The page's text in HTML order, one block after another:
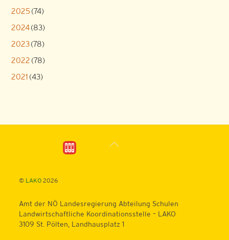
2025 (74)
2024(83)
2023(78)
2022 (78)
2021 (43)
Back
© LAKO2026
Amt der NÖ Landesregierung Abteilung Schulen
Landwirtschaftliche Koordinationsstelle – LAKO
3109 St. Pölten, Landhausplatz 1